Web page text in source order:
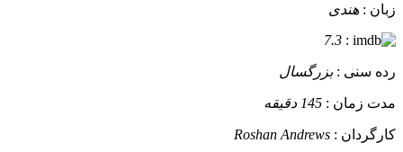
زبان : هندی
:
7.3
رده سنی :بزرگسال
مدت زمان : 145 دقیقه
کارگردان : Roshan Andrews